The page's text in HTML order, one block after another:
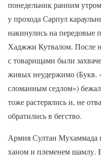
понедельник ранним
у прохода Сарпул
накинулись на передовые
Хаджжи Кутвалом. После
с товарищами были
живых неудержимо (Букв.
сломанным седлом»)
тоже растерялись и, не
обратились в бегство.
Армия Султан Мухаммада
ханом и племенем шамлу.